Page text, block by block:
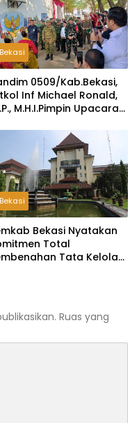
Bekasi
0509/Kab.Bekasi,
Inf Michael Ronald,
M.H.I.Pimpin Upacara
Wibawamulya
Bekasi
Bekasi Nyatakan
Total
Tata Kelola
Ruas yang